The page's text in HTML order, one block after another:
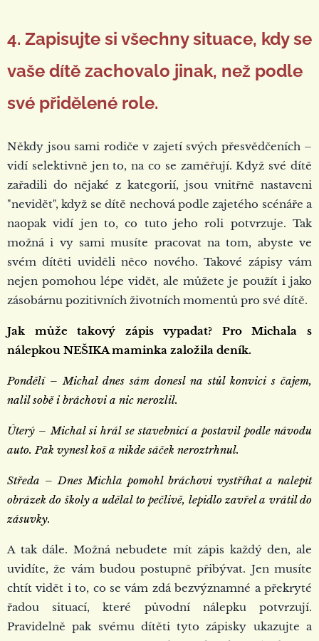
4. Zapisujte si všechny situace, kdy se
vaše dítě zachovalo jinak, než podle
své přidělené role.
Někdy jsou sami rodiče v zajetí svých přesvědčeních –
vidí selektivně jen to, na co se zaměřují. Když své dítě
zařadili do nějaké z kategorií, jsou vnitřně nastaveni
"nevidět", když se dítě nechová podle zajetého scénáře a
naopak vidí jen to, co tuto jeho roli potvrzuje. Tak
možná i vy sami musíte pracovat na tom, abyste ve
svém dítěti uviděli něco nového. Takové zápisy vám
nejen pomohou lépe vidět, ale můžete je použít i jako
zásobárnu pozitivních životních momentů pro své dítě.
Jak může takový zápis vypadat? Pro Michala s
nálepkou NEŠIKA maminka založila deník.
Pondělí – Michal dnes sám donesl na stůl konvici s čajem,
nalil sobě i bráchovi a nic nerozlil.
Úterý – Michal si hrál se stavebnicí a postavil podle návodu
auto. Pak vynesl koš a nikde sáček neroztrhnul.
Středa – Dnes Michla pomohl bráchovi vystříhat a nalepit
obrázek do školy a udělal to pečlivě, lepidlo zavřel a vrátil do
zásuvky.
A tak dále. Možná nebudete mít zápis každý den, ale
uvidíte, že vám budou postupně přibývat. Jen musíte
chtít vidět i to, co se vám zdá bezvýznamné a překryté
řadou situací, které původní nálepku potvrzují.
Pravidelně pak svému dítěti tyto zápisky ukazujte a